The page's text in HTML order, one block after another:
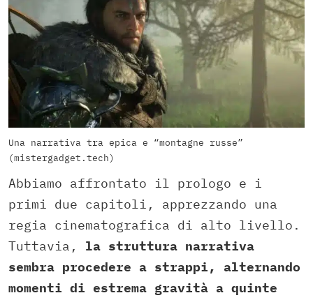
Una narrativa tra epica e “montagne russe”
(mistergadget.tech)
Abbiamo affrontato il prologo e i
primi due capitoli, apprezzando una
regia cinematografica di alto livello.
Tuttavia, la struttura narrativa
sembra procedere a strappi, alternando
momenti di estrema gravità a quinte